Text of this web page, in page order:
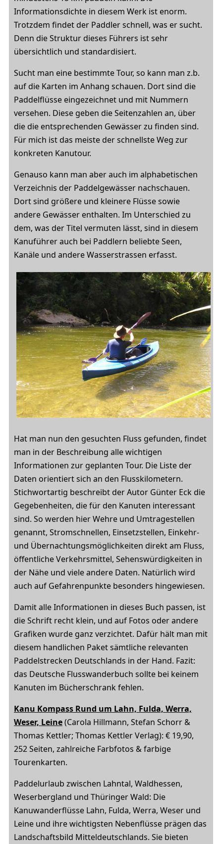
Informationsdichte in diesem Werk ist enorm.
Trotzdem findet der Paddler schnell, was er sucht.
Denn die Struktur dieses Führers ist sehr
übersichtlich und standardisiert.
Sucht man eine bestimmte Tour, so kann man z.b.
auf die Karten im Anhang schauen. Dort sind die
Paddelflüsse eingezeichnet und mit Nummern
versehen. Diese geben die Seitenzahlen an, über
die die entsprechenden Gewässer zu finden sind.
Für mich ist das meiste der schnellste Weg zur
konkreten Kanutour.
Genauso kann man aber auch im alphabetischen
Verzeichnis der Paddelgewässer nachschauen.
Dort sind größere und kleinere Flüsse sowie
andere Gewässer enthalten. Im Unterschied zu
dem, was der Titel vermuten lässt, sind in diesem
Kanuführer auch bei Paddlern beliebte Seen,
Kanäle und andere Wasserstrassen erfasst.
Hat man nun den gesuchten Fluss gefunden, findet
man in der Beschreibung alle wichtigen
Informationen zur geplanten Tour. Die Liste der
Daten orientiert sich an den Flusskilometern.
Stichwortartig beschreibt der Autor Günter Eck die
Gegebenheiten, die für den Kanuten interessant
sind. So werden hier Wehre und Umtragestellen
genannt, Stromschnellen, Einsetzstellen, Einkehr-
und Übernachtungsmöglichkeiten direkt am Fluss,
öffentliche Verkehrsmittel, Sehenswürdigkeiten in
der Nähe und viele andere Daten. Natürlich wird
auch auf Gefahrenpunkte besonders hingewiesen.
Damit alle Informationen in dieses Buch passen, ist
die Schrift recht klein, und auf Fotos oder andere
Grafiken wurde ganz verzichtet. Dafür hält man mit
diesem handlichen Paket sämtliche relevanten
Paddelstrecken Deutschlands in der Hand. Fazit:
das Deutsche Flusswanderbuch sollte bei keinem
Kanuten im Bücherschrank fehlen.
Kanu Kompass Rund um Lahn, Fulda, Werra,
Weser, Leine(Carola Hillmann, Stefan Schorr &
Thomas Kettler; Thomas Kettler Verlag): € 19,90,
252 Seiten, zahlreiche Farbfotos & farbige
Tourenkarten.
Paddelurlaub zwischen Lahntal, Waldhessen,
Weserbergland und Thüringer Wald: Die
Kanuwanderflüsse Lahn, Fulda, Werra, Weser und
Leine und ihre wichtigsten Nebenflüsse prägen das
Landschaftsbild Mitteldeutschlands. Sie bieten